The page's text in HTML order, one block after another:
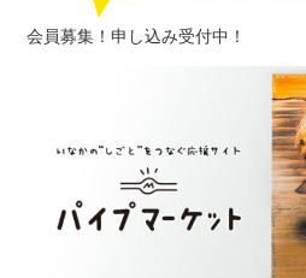
会員募集！申し込み受付中！